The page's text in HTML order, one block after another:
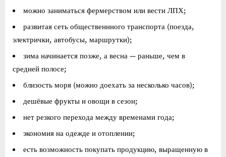
можно заниматься фермерством или вести ЛПХ;
развитая сеть общественнного транспорта (поезда,
электрички, автобусы, маршрутки);
зима начинается позже, а весна — раньше, чем в
средней полосе;
близость моря (можно доехать за несколько часов);
дешёвые фрукты и овощи в сезон;
нет резкого перехода между временами года;
экономия на одежде и отоплении;
есть возможность покупать продукцию, выращенную в